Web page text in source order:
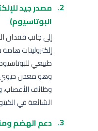
مصدر جيد
البوتاسيوم)
إلى جانب فقدان
إلكتروليتات
وهو معدن حيوي
وظائف
الشائعة في
دعم الهضم